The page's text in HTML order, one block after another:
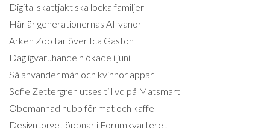
Digital skattjakt ska locka familjer
Här är generationernas AI-vanor
Arken Zoo tar över Ica Gaston
Dagligvaruhandeln ökade i juni
Så använder män och kvinnor appar
Sofie Zettergren utses till vd på Matsmart
Obemannad hubb för mat och kaffe
Designtorget öppnar i Forumkvarteret